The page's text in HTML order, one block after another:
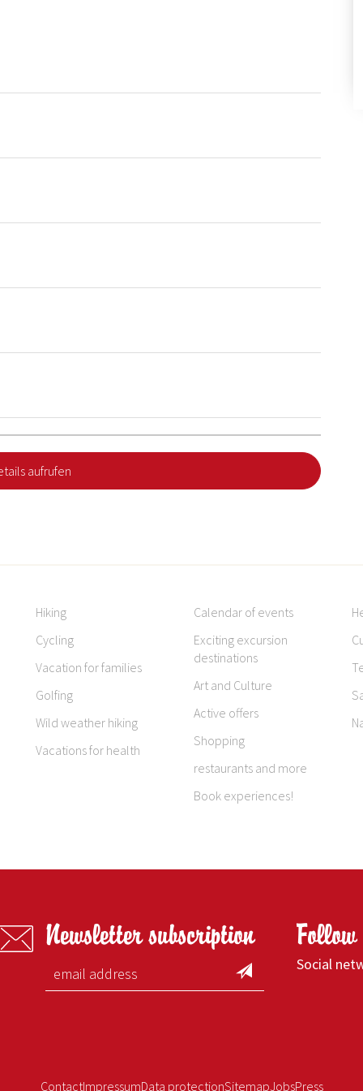
aufrufen
Hiking
Cycling
Vacation for families
Golfing
Wild weather hiking
Vacations for health
Calendar of events
Exciting excursion
destinations
Art and Culture
Active offers
Shopping
restaurants and more
Book experiences!
Newsletter subscription
Social
ContactImpressumData protectionSitemapJobsPress